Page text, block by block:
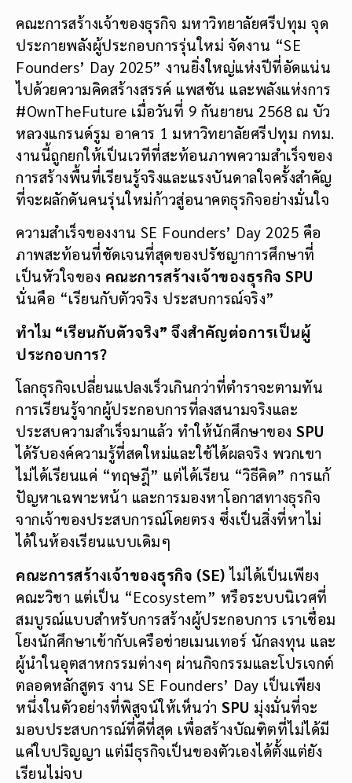
คณะการสร้างเจ้าของธุรกิจ มหาวิทยาลัยศรีปทุม จุด
ประกายพลังผู้ประกอบการรุ่นใหม่ จัดงาน “SE
Founders’ Day 2025” งานยิ่งใหญ่แห่งปีที่อัดแน่น
ไปด้วยความคิดสร้างสรรค์ แพสชัน และพลังแห่งการ
#OwnTheFuture เมื่อวันที่ 9 กันยายน 2568 ณ บัว
หลวงแกรนด์รูม อาคาร 1 มหาวิทยาลัยศรีปทุม กทม.
งานนี้ถูกยกให้เป็นเวทีที่สะท้อนภาพความสำเร็จของ
การสร้างพื้นที่เรียนรู้จริงและแรงบันดาลใจครั้งสำคัญ
ที่จะผลักดันคนรุ่นใหม่ก้าวสู่อนาคตธุรกิจอย่างมั่นใจ
ความสำเร็จของงาน SE Founders’ Day 2025 คือ
ภาพสะท้อนที่ชัดเจนที่สุดของปรัชญาการศึกษาที่
เป็นหัวใจของ คณะการสร้างเจ้าของธุรกิจ SPU
นั่นคือ “เรียนกับตัวจริง ประสบการณ์จริง”
ทำไม “เรียนกับตัวจริง” จึงสำคัญต่อการเป็นผู้
ประกอบการ?
โลกธุรกิจเปลี่ยนแปลงเร็วเกินกว่าที่ตำราจะตามทัน
การเรียนรู้จากผู้ประกอบการที่ลงสนามจริงและ
ประสบความสำเร็จมาแล้ว ทำให้นักศึกษาของ SPU
ได้รับองค์ความรู้ที่สดใหม่และใช้ได้ผลจริง พวกเขา
ไม่ได้เรียนแค่ “ทฤษฎี” แต่ได้เรียน “วิธีคิด” การแก้
ปัญหาเฉพาะหน้า และการมองหาโอกาสทางธุรกิจ
จากเจ้าของประสบการณ์โดยตรง ซึ่งเป็นสิ่งที่หาไม่
ได้ในห้องเรียนแบบเดิมๆ
คณะการสร้างเจ้าของธุรกิจ (SE) ไม่ได้เป็นเพียง
คณะวิชา แต่เป็น “Ecosystem” หรือระบบนิเวศที่
สมบูรณ์แบบสำหรับการสร้างผู้ประกอบการ เราเชื่อม
โยงนักศึกษาเข้ากับเครือข่ายเมนเทอร์ นักลงทุน และ
ผู้นำในอุตสาหกรรมต่างๆ ผ่านกิจกรรมและโปรเจกต์
ตลอดหลักสูตร งาน SE Founders’ Day เป็นเพียง
หนึ่งในตัวอย่างที่พิสูจน์ให้เห็นว่า SPU มุ่งมั่นที่จะ
มอบประสบการณ์ที่ดีที่สุด เพื่อสร้างบัณฑิตที่ไม่ได้มี
แค่ใบปริญญา แต่มีธุรกิจเป็นของตัวเองได้ตั้งแต่ยัง
เรียนไม่จบ